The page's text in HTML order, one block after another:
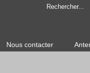
Nous contacter